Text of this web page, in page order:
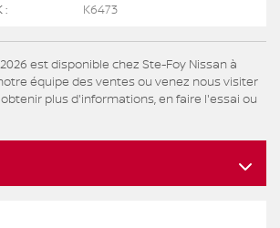
: K6473
2026 est disponible chez Ste-Foy Nissan à
équipe des ventes ou venez nous visiter
obtenir plus d'informations, en faire l'essai ou